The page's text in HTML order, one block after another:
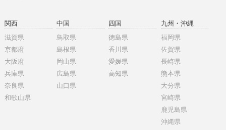
関西
滋賀県
京都府
大阪府
兵庫県
奈良県
和歌山県
中国
鳥取県
島根県
岡山県
広島県
山口県
四国
徳島県
香川県
愛媛県
高知県
九州・沖縄
福岡県
佐賀県
長崎県
熊本県
大分県
宮崎県
鹿児島県
沖縄県